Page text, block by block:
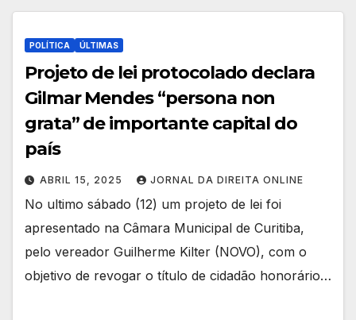
POLÍTICA ÚLTIMAS
Projeto de lei protocolado declara
Gilmar Mendes “persona non
grata” de importante capital do
país
ABRIL 15, 2025 JORNAL DA DIREITA ONLINE
No ultimo sábado (12) um projeto de lei foi
apresentado na Câmara Municipal de Curitiba,
pelo vereador Guilherme Kilter (NOVO), com o
objetivo de revogar o título de cidadão honorário…